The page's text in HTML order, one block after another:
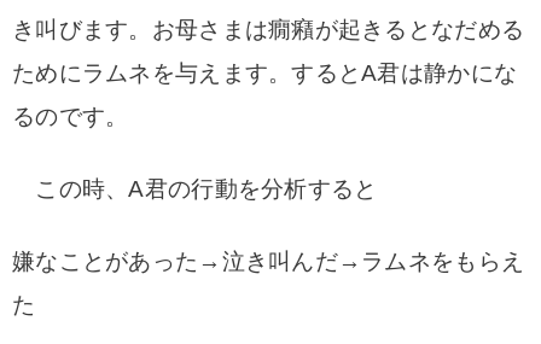
き叫びます。お母さまは癇癪が起きるとなだめる
ためにラムネを与えます。するとA君は静かにな
るのです。
この時、A君の行動を分析すると
嫌なことがあった→泣き叫んだ→ラムネをもらえ
た